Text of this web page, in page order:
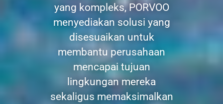
yang kompleks, PORVOO
menyediakan solusi yang
disesuaikan untuk
membantu perusahaan
mencapai tujuan
lingkungan mereka
sekaligus memaksimalkan